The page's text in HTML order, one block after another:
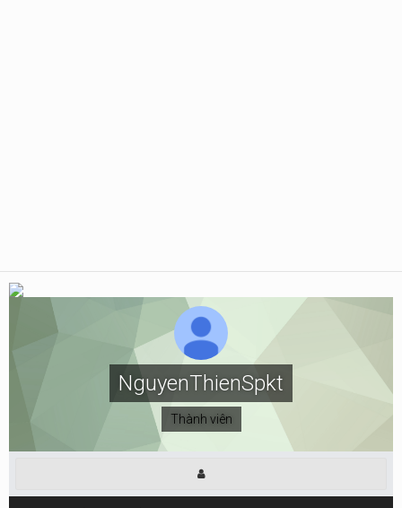
NguyenThienSpkt
Thành viên